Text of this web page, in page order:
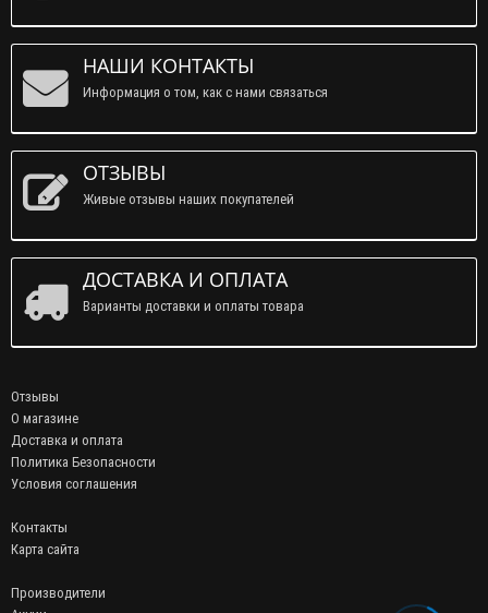
НАШИ КОНТАКТЫ
Информация о том, как с нами связаться
ОТЗЫВЫ
Живые отзывы наших покупателей
ДОСТАВКА И ОПЛАТА
Варианты доставки и оплаты товара
Отзывы
О магазине
Доставка и оплата
Политика Безопасности
Условия соглашения
Контакты
Карта сайта
Производители